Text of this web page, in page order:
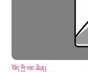
བོད་ཀྱི་བང་ཆེན།